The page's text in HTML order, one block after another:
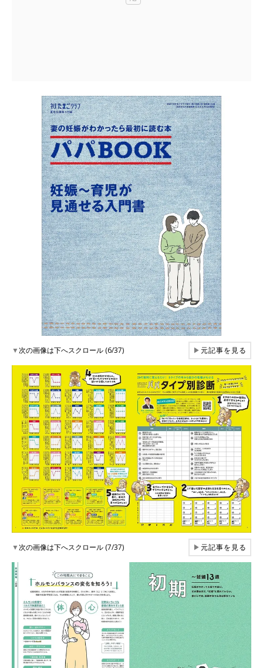
▼次の画像は下へスクロール (6/37) ▶元記事を見る
▼次の画像は下へスクロール (7/37) ▶元記事を見る